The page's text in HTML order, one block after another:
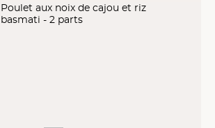
Poulet aux noix de cajou et riz
basmati - 2 parts